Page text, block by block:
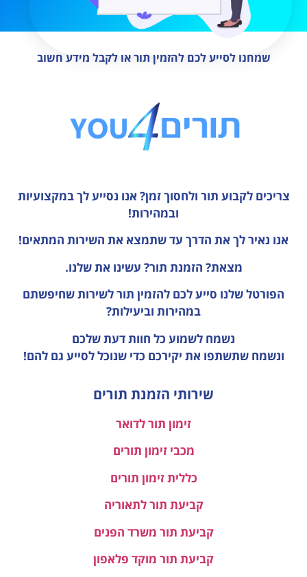
שמחנו לסייע לכם להזמין תור או לקבל מידע חשוב
צריכים לקבוע תור ולחסוך זמן? אנו נסייע לך במקצועיות
ובמהירות!
אנו נאיר לך את הדרך עד שתמצא את השירות המתאים!
מצאת? הזמנת תור? עשינו את שלנו.
הפורטל שלנו סייע לכם להזמין תור לשירות שחיפשתם
במהירות וביעילות?
נשמח לשמוע כל חוות דעתשלכם
ונשמח שתשתפו את יקירכם כדי שנוכל לסייע גם להם!
שירותי הזמנת תורים
זימון תור לדואר
מכבי זימון תורים
כללית זימון תורים
קביעת תור לתאוריה
קביעת תור משרד הפנים
קביעת תור מוקד פלאפון